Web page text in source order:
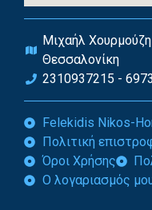
Μιχαήλ
Θεσσαλονίκη
2310937215 -
Felekidis Nikos-
Πολιτική
Όροι Χρήσης
Ο λογαριασμός